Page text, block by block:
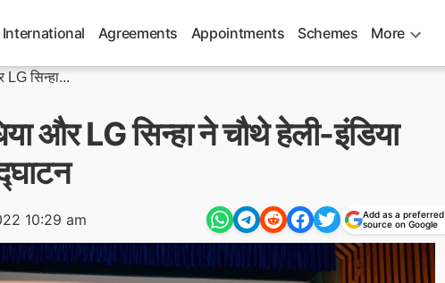
International Agreements Appointments Schemes More
LG सिन्हा...
और LG सिन्हा ने चौथे हेली-इंडिया
10:29 am
Add as a preferred
source on Google